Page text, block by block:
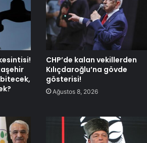
CHP’de kalan vekillerden
Kılıçdaroğlu’na gövde
gösterisi!
Ağustos 8, 2026